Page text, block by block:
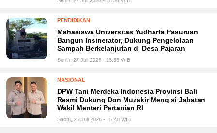
PENDIDIKAN
Mahasiswa Universitas Yudharta Pasuruan
Bangun Insinerator, Dukung Pengelolaan
Sampah Berkelanjutan di Desa Pajaran
Senin, 27 Juli 2026 - 18:35 WIB
NASIONAL
DPW Tani Merdeka Indonesia Provinsi Bali
Resmi Dukung Don Muzakir Mengisi Jabatan
Wakil Menteri Pertanian RI
Sabtu, 25 Juli 2026 - 15:40 WIB